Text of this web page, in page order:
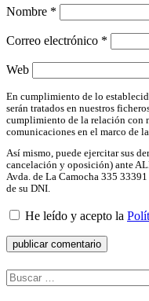
Nombre *
Correo electrónico *
Web
En cumplimiento de lo
serán tratados en nuestros
cumplimiento de la relación con
comunicaciones en el marco de
Así mismo, puede ejercitar sus
cancelación y oposición) ante
Avda. de La Camocha 335
de su DNI.
He leído y acepto la
Buscar: